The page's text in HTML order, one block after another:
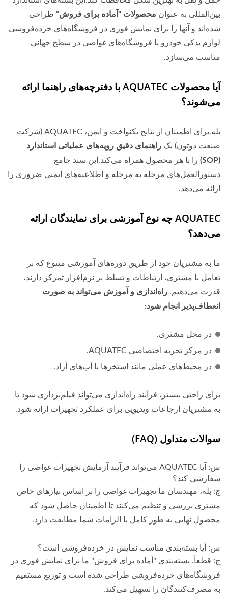
بین‌المللی به عنوان محصولات "آماده برای فروش" طراحی
شده‌اند و آنها را برای نمایش فوری در فروشگاه‌های خرده‌فروشی
لوازم یدکی خودرو یا فروشگاه‌های غواصی در سطح جهانی
مناسب می‌سازد.
آیا محصولات AQUATEC با دفترچه‌های راهنما ارائه
می‌شوند؟
بله.برای اطمینان از نتایج یکنواخت و ایمن، AQUATEC (شرکت
صنعت دوتون) یک راهنمای دقیق رویه‌های عملیاتی استاندارد
(SOP)
را با هر محصول همراه می‌کند.این سند جامع
دستورالعمل‌های مرحله به مرحله و اطلاعیه‌های ایمنی ضروری را
ارائه می‌دهد.
AQUATEC چه نوع آموزشی برای نمایندگان ارائه
می‌دهد؟
ما به مشتریان خود از طریق دوره‌های آموزشی متنوع که بر
تعامل با مشتری، ارتباطات و تسلط بر نرم‌افزار تمرکز دارند،
قدرت می‌دهیم. راه‌اندازی و آموزش می‌تواند به صورت
انعطاف‌پذیر انجام شود:
در محل مشتری.
در مرکز تجربه اختصاصی AQUATEC.
در محیط‌های عملی مانند استخرها یا آب‌های آزاد.
برای راحتی بیشتر، فرآیند راه‌اندازی می‌تواند فیلم‌برداری شود تا
به مشتریان ارجاعات ویدیویی برای عملکرد تجهیزات ارائه شود.
سوالات متداول (FAQ)
س: آیا AQUATEC می‌تواند فرآیند آزمایش تجهیزات غواصی را
سفارشی کند؟
ج: بله، مهندسان ما تجهیزات غواصی را بر اساس نیازهای خاص
مشتری بررسی و تنظیم می‌کنند تا اطمینان حاصل شود که
محصول نهایی به طور کامل با الزامات شما مطابقت دارد.
س: آیا بسته‌بندی مناسب نمایش در خرده‌فروشی است؟
ج: قطعاً. بسته‌بندی "آماده برای فروش" ما برای نمایش فوری در
فروشگاه‌های خرده‌فروشی طراحی شده است و توزیع مستقیم
به مصرف‌کنندگان را تسهیل می‌کند.